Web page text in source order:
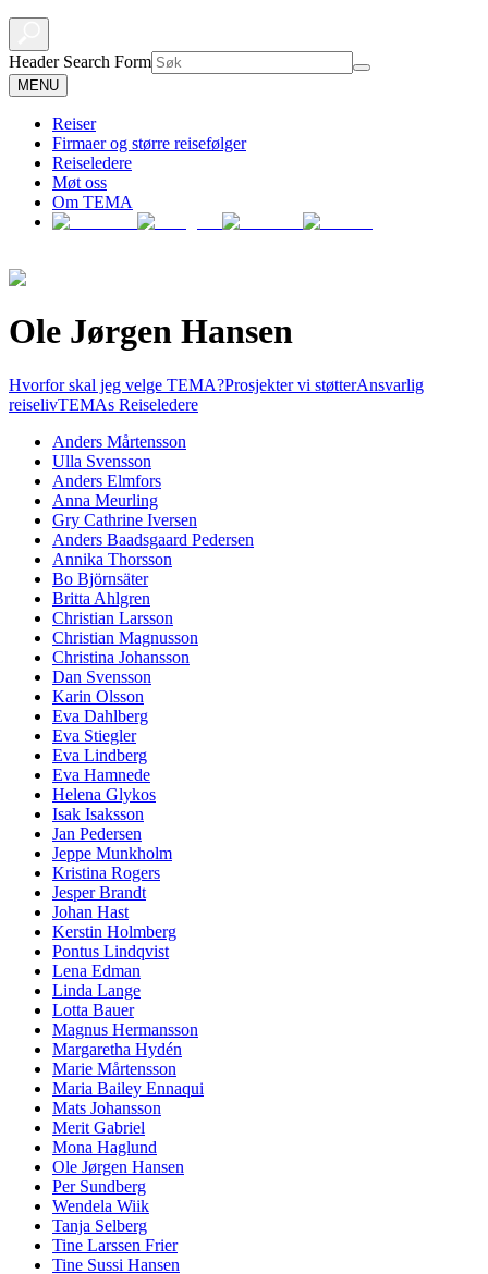
Header Search Form
MENU
Reiser
Firmaer og større reisefølger
Reiseledere
Møt oss
Om TEMA
Ole Jørgen Hansen
Hvorfor skal jeg velge TEMA?Prosjekter vi støtterAnsvarlig
reiselivTEMAs Reiseledere
Anders Mårtensson
Ulla Svensson
Anders Elmfors
Anna Meurling
Gry Cathrine Iversen
Anders Baadsgaard Pedersen
Annika Thorsson
Bo Björnsäter
Britta Ahlgren
Christian Larsson
Christian Magnusson
Christina Johansson
Dan Svensson
Karin Olsson
Eva Dahlberg
Eva Stiegler
Eva Lindberg
Eva Hamnede
Helena Glykos
Isak Isaksson
Jan Pedersen
Jeppe Munkholm
Kristina Rogers
Jesper Brandt
Johan Hast
Kerstin Holmberg
Pontus Lindqvist
Lena Edman
Linda Lange
Lotta Bauer
Magnus Hermansson
Margaretha Hydén
Marie Mårtensson
Maria Bailey Ennaqui
Mats Johansson
Merit Gabriel
Mona Haglund
Ole Jørgen Hansen
Per Sundberg
Wendela Wiik
Tanja Selberg
Tine Larssen Frier
Tine Sussi Hansen